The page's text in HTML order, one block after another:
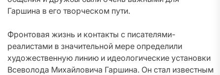
Гаршина в его творческом пути.
Фронтовая жизнь и контакты с писателями-
реалистами в значительной мере определили
художественную линию и идеологические установки
Всеволода Михайловича Гаршина. Он стал известным